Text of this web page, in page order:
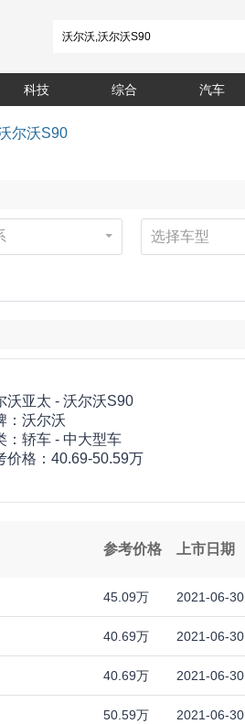
科技 综合 汽车
尔沃S90
选择车型
沃亚太 - 沃尔沃S90
： 沃尔沃
：轿车 - 中大型车
价格： 40.69-50.59万
参考价格 上市日期
45.09万 2021-06-30
40.69万 2021-06-30
40.69万 2021-06-30
50.59万 2021-06-30